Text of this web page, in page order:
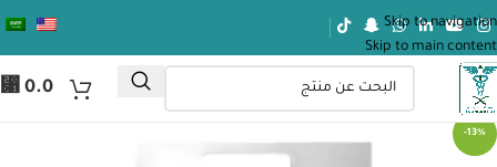
Skip to navigation
Skip to main content
⃁ 0.0
-13%